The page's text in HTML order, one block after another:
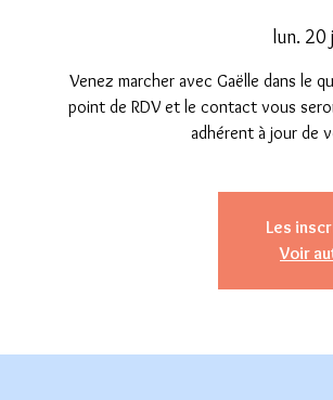
lun. 20
Venez marcher avec Gaëlle dans le
point de RDV et le contact vous
adhérent à jour de
Les
Voir